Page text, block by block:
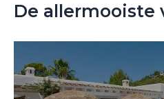
a
a
De allermooiste